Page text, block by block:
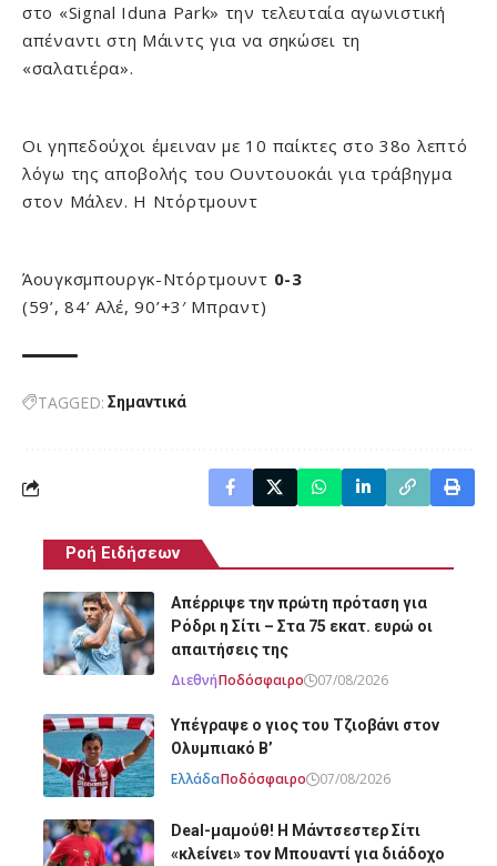
στο «Signal Iduna Park» την τελευταία αγωνιστική
απέναντι στη Μάιντς για να σηκώσει τη
«σαλατιέρα».
Οι γηπεδούχοι έμειναν με 10 παίκτες στο 38ο λεπτό
λόγω της αποβολής του Ουντουοκάι για τράβηγμα
στον Μάλεν. Η Ντόρτμουντ
Άουγκσμπουργκ-Ντόρτμουντ 0-3
(59’, 84’ Αλέ, 90’+3′ Μπραντ)
TAGGED: Σημαντικά
Ροή Ειδήσεων
Απέρριψε την πρώτη πρόταση για
Ρόδρι η Σίτι – Στα 75 εκατ. ευρώ οι
απαιτήσεις της
ΔιεθνήΠοδόσφαιρο 07/08/2026
Υπέγραψε ο γιος του Τζιοβάνι στον
Ολυμπιακό Β’
ΕλλάδαΠοδόσφαιρο 07/08/2026
Deal-μαμούθ! Η Μάντσεστερ Σίτι
«κλείνει» τον Μπουαντί για διάδοχο